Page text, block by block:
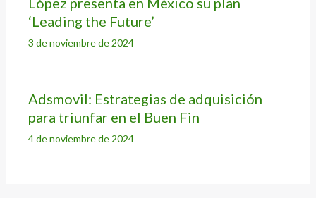
‘Leading the Future’
3 de noviembre de 2024
Adsmovil: Estrategias de adquisición
para triunfar en el Buen Fin
4 de noviembre de 2024